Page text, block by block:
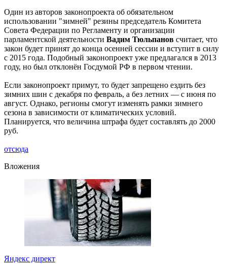
Один из авторов законопроекта об обязательном
использовании "зимней" резины председатель Комитета
Совета Федерации по Регламенту и организации
парламентской деятельности Вадим Тюльпанов считает, что
закон будет принят до конца осенней сессии и вступит в силу
с 2015 года. Подобный законопроект уже предлагался в 2013
году, но был отклонён Госдумой РФ в первом чтении.
Если законопроект примут, то будет запрещено ездить без
зимних шин с декабря по февраль, а без летних — с июня по
август. Однако, регионы смогут изменять рамки зимнего
сезона в зависимости от климатических условий.
Планируется, что величина штрафа будет составлять до 2000
руб.
отсюда
Вложения
Яндекс директ